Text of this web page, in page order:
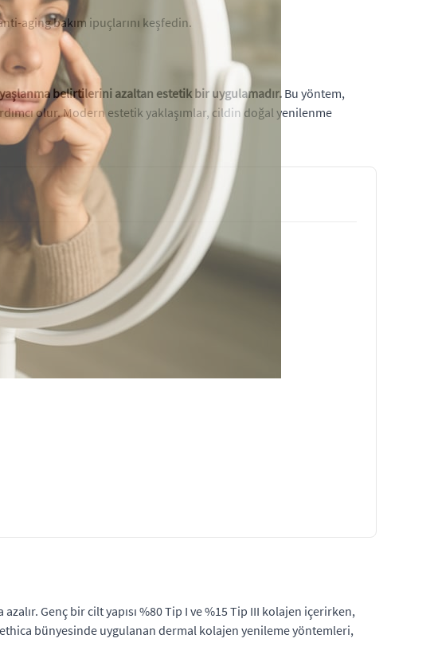
aging bakım ipuçlarını keşfedin.
belirtilerini azaltan estetik bir uygulamadır. Bu yöntem,
olur. Modern estetik yaklaşımlar, cildin doğal yenilenme
Genç bir cilt yapısı %80 Tip I ve %15 Tip III kolajen içerirken,
bünyesinde uygulanan dermal kolajen yenileme yöntemleri,